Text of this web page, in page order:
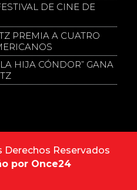
DE CINE DE
PREMIA A CUATRO
HIJA CÓNDOR” GANA
Derechos Reservados
por Once24